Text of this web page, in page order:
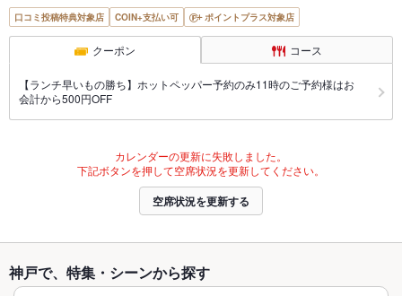
口コミ投稿特典対象店 COIN+支払い可 ポイントプラス対象店
クーポン コース
【ランチ早いもの勝ち】ホットペッパー予約のみ11時のご予約様はお
会計から500円OFF
カレンダーの更新に失敗しました。
下記ボタンを押して空席状況を更新してください。
空席状況を更新する
神戸で、特集・シーンから探す